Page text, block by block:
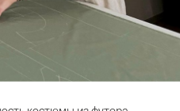
создавать что-то своё,